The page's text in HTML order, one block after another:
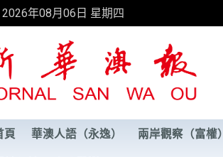
2026年08月06日 星期四
華澳報
頁 華澳人語（永逸） 兩岸觀察（富權）